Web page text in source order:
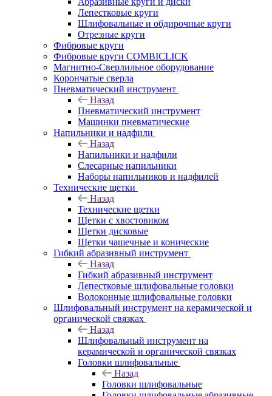
Лепестковые круги
Шлифовальные и обдирочные круги
Отрезные круги
Фибровые круги
Фибровые круги COMBICLICK
Магнитно-Сверлильное оборудование
Корончатые сверла
Пневматический инструмент
Назад
Пневматический инструмент
Машинки пневматические
Напильники и надфили
Назад
Напильники и надфили
Слесарные напильники
Наборы напильников и надфилей
Технические щетки
Назад
Технические щетки
Щетки с хвостовиком
Щетки дисковые
Щетки чашечные и конические
Гибкий абразивный инструмент
Назад
Гибкий абразивный инструмент
Лепестковые шлифовальные головки
Волоконные шлифовальные головки
Шлифовальный инструмент на керамической и
органической связках
Назад
Шлифовальный инструмент на
керамической и органической связках
Головки шлифовальные
Назад
Головки шлифовальные